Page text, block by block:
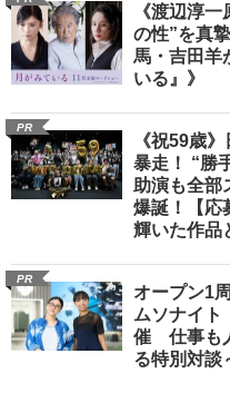
《渡辺淳
の性”を真
馬・吉田羊
いる』》
PR
《祝59歳
暴走！ “勝
助演も全部
爆誕！【応
輝いた作品
PR
オープン1
ムソナイト
催 仕事も
る特別対談